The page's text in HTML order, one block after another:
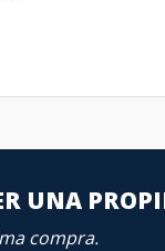
UNA
compra.